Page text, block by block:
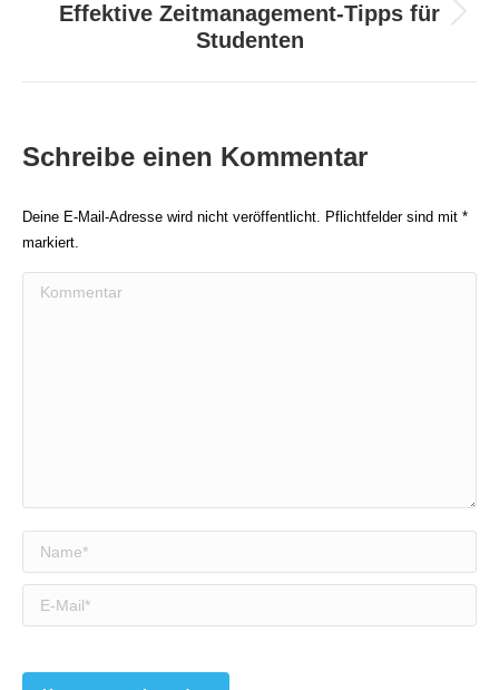
Nächster
Effektive Zeitmanagement-Tipps für
Studenten
Schreibe einen Kommentar
Deine E-Mail-Adresse wird nicht veröffentlicht. Pflichtfelder sind mit *
markiert.
Kommentar
Name *
E-Mail *